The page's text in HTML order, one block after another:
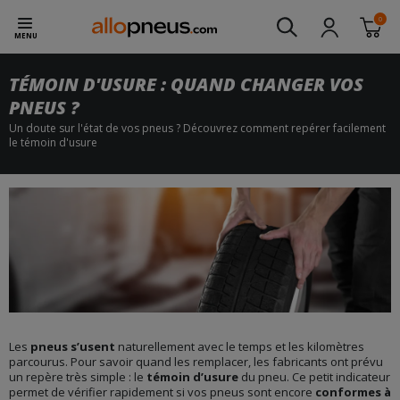
MENU
0
TÉMOIN D'USURE : QUAND CHANGER VOS
PNEUS ?
Un doute sur l'état de vos pneus ? Découvrez comment repérer facilement
le témoin d'usure
Les pneus s’usent naturellement avec le temps et les kilomètres
parcourus. Pour savoir quand les remplacer, les fabricants ont prévu
un repère très simple : le témoin d’usure du pneu. Ce petit indicateur
permet de vérifier rapidement si vos pneus sont encore conformes à